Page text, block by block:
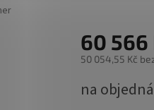
60 566
50 054,55 Kč
cena:
na